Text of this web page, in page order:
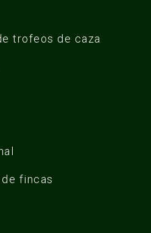
trofeos de caza
fincas